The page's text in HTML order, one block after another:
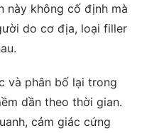
này không cố định mà
do cơ địa, loại filler
và phân bố lại trong
dần theo thời gian.
cảm giác cứng